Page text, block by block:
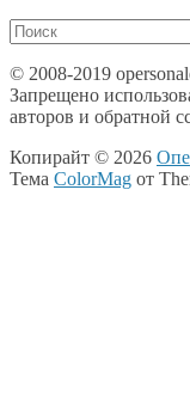
© 2008-2019
Запрещено
авторов и обратной
Копирайт © 2026
Тема ColorMag от